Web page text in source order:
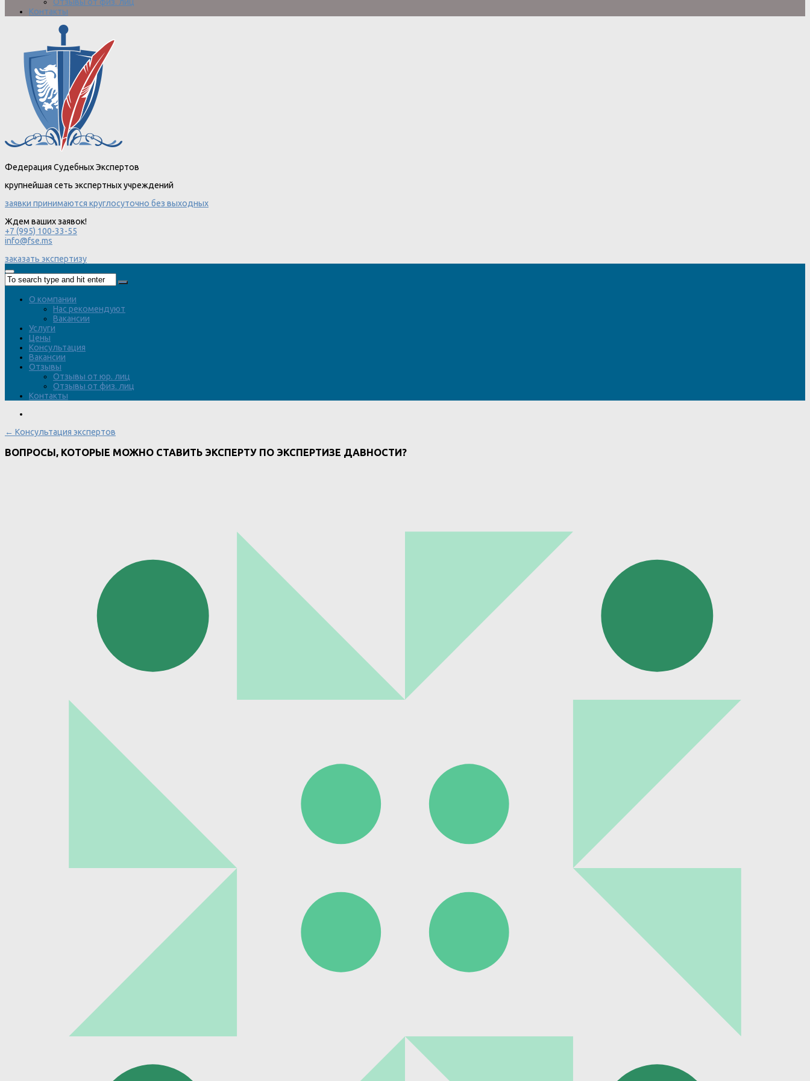
Отзывы от физ. лиц
Контакты
Федерация Судебных Экспертов
крупнейшая сеть экспертных учреждений
заявки принимаются круглосуточно без выходных
Ждем ваших заявок!
+7 (995) 100-33-55
info@fse.ms
заказать экспертизу
О компании
Нас рекомендуют
Вакансии
Услуги
Цены
Консультация
Вакансии
Отзывы
Отзывы от юр. лиц
Отзывы от физ. лиц
Контакты
← Консультация экспертов
ВОПРОСЫ, КОТОРЫЕ МОЖНО СТАВИТЬ ЭКСПЕРТУ ПО ЭКСПЕРТИЗЕ ДАВНОСТИ?